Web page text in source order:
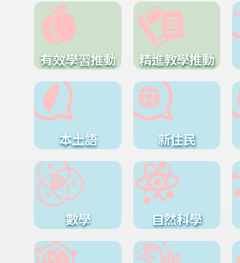
有效學習推動 精進教學推動
本土語 新住民
數學 自然科學